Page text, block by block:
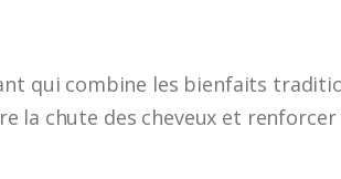
qui combine les bienfaits
chute des cheveux et renforcer